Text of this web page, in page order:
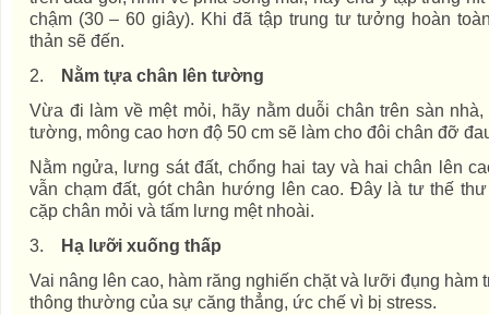
chậm (30 – 60 giây). Khi đã tập trung tư tưởng hoàn
thản sẽ đến.
2.
Nằm tựa chân lên tường
Vừa đi làm về mệt mỏi, hãy nằm duỗi chân trên sàn
tường, mông cao hơn độ 50 cm sẽ làm cho đôi chân đỡ
Nằm ngửa, lưng sát đất, chổng hai tay và hai chân lên
vẫn chạm đất, gót chân hướng lên cao. Đây là tư thế
cặp chân mỏi và tấm lưng mệt nhoài.
3.
Hạ lưỡi xuống thấp
Vai nâng lên cao, hàm răng nghiến chặt và lưỡi đụng hàm
thông thường của sự căng thẳng, ức chế vì bị stress.